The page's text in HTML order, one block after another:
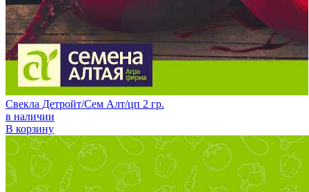
Свекла Детройт/Сем Алт/цп 2 гр.
в наличии
В корзину